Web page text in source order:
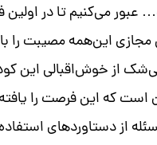
… عبور می‌کنیم تا در
این‌همه مصیبت را
از خوش‌اقبالی این
است که این فرصت را
از دستاوردهای